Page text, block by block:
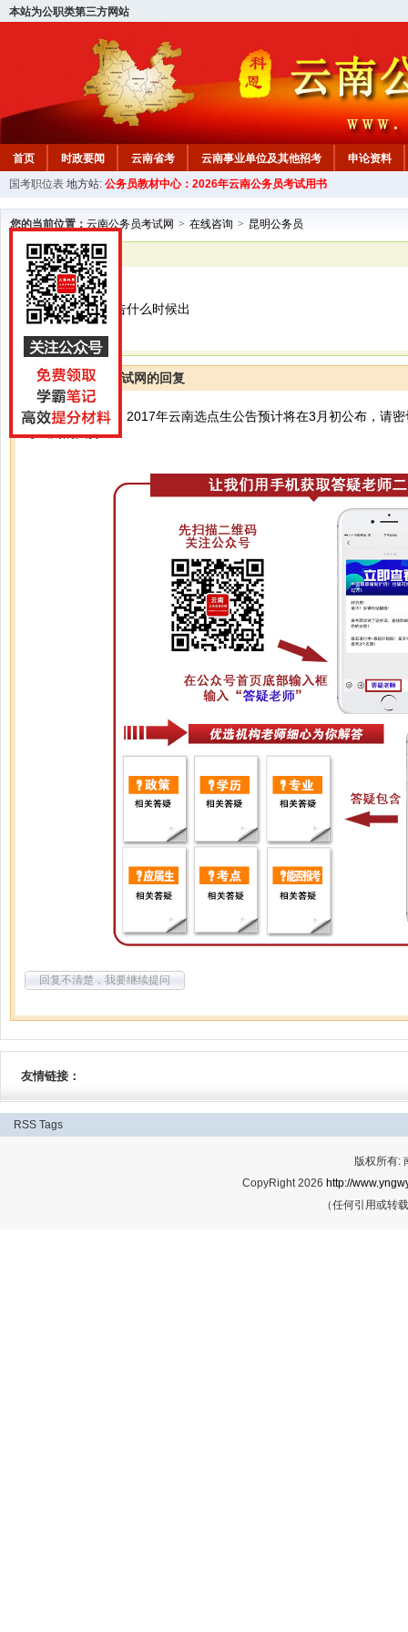
本站为公职类第三方网站
首页 时政要闻 云南省考 云南事业单位及其他招考
申论资料
国考职位表 地方站: 公务员教材中心：2026年云南公务员考试用书
您的当前位置： 云南公务员考试网 > 在线咨询 > 昆明公务员
已解决
昆明公务员
云南省选调生公告什么时候出
云南公务员考试网的回复
你好，根据经验，2017年云南选点生公告预计将在3月初公布，请
考试网的支持！
回复不清楚，我要继续提问
友情链接：
RSS Tags
版权所有:
CopyRight 2026 http://
（任何引用或转